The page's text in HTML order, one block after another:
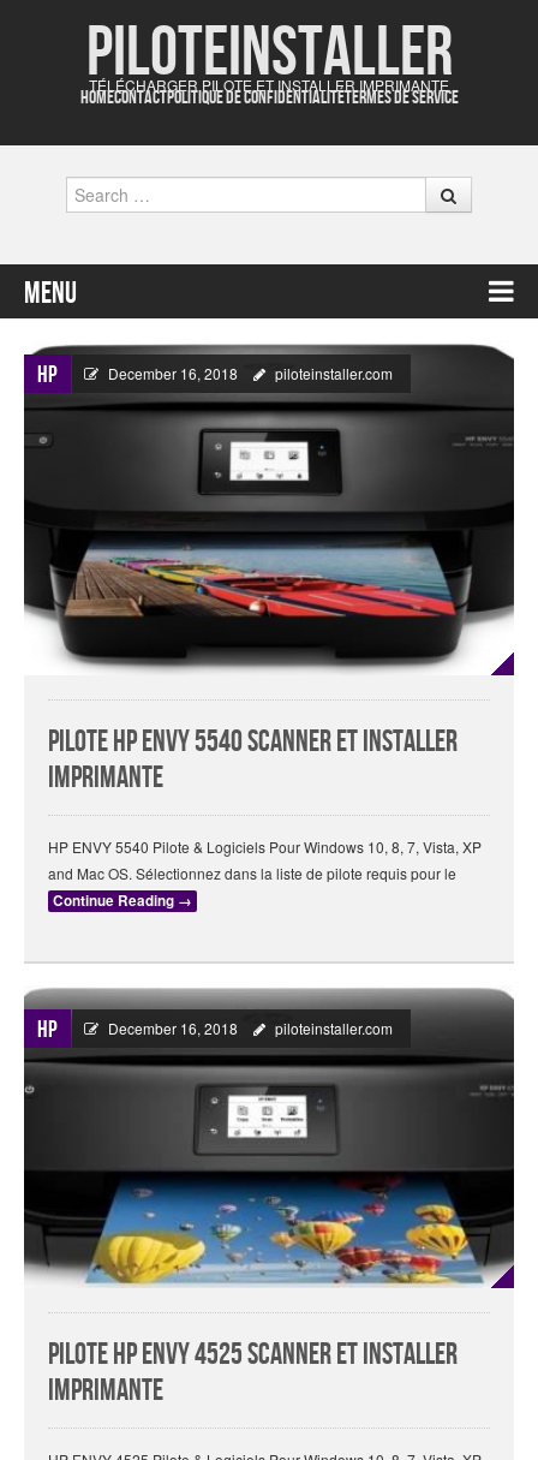
Piloteinstaller
TÉLÉCHARGER PILOTE ET INSTALLER IMPRIMANTE
HOMECONTACTPOLITIQUE DE CONFIDENTIALITÉTERMES DE SERVICE
Search
Menu
HP December 16, 2018 piloteinstaller.com
Pilote HP ENVY 5540 Scanner Et Installer
Imprimante
HP ENVY 5540 Pilote & Logiciels Pour Windows 10, 8, 7, Vista, XP
and Mac OS. Sélectionnez dans la liste de pilote requis pour le
Continue Reading →
HP December 16, 2018 piloteinstaller.com
Pilote HP ENVY 4525 Scanner Et Installer
Imprimante